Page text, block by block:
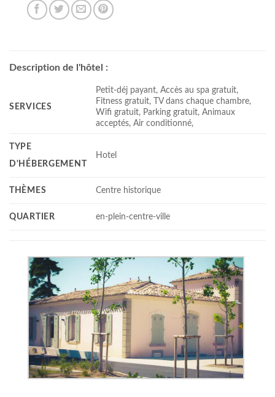
Description de l'hôtel :
SERVICES
Petit-déj payant, Accès au spa gratuit,
Fitness gratuit, TV dans chaque chambre,
Wifi gratuit, Parking gratuit, Animaux
acceptés, Air conditionné,
TYPE
D'HÉBERGEMENT
Hotel
THÈMES Centre historique
QUARTIER en-plein-centre-ville